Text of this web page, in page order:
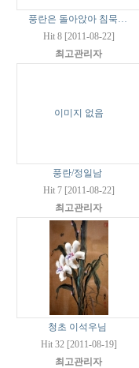
풍란은 돌아앉아 침묵…
Hit 8 [2011-08-22]
최고관리자
이미지 없음
풍란/정일남
Hit 7 [2011-08-22]
최고관리자
청초 이석우님
Hit 32 [2011-08-19]
최고관리자